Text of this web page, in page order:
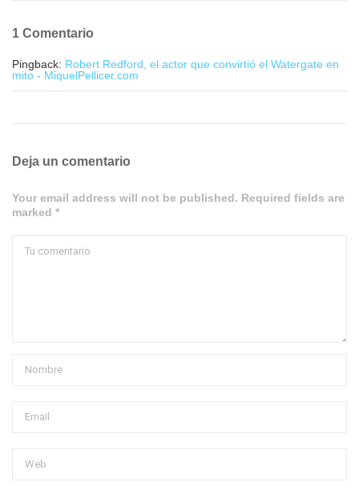
1 Comentario
Pingback: Robert Redford, el actor que convirtió el Watergate en
mito - MiquelPellicer.com
Deja un comentario
Your email address will not be published. Required fields are
marked *